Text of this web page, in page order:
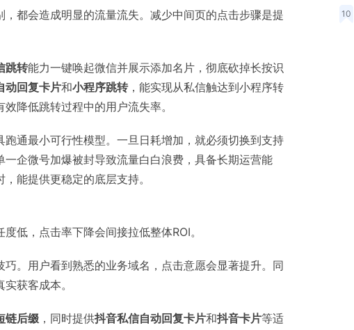
都会造成明显的流量流失。减少中间页的点击步骤是提
跳转能力一键唤起微信并展示添加名片，彻底砍掉长按识
动回复卡片和小程序跳转，能实现从私信触达到小程序转
降低跳转过程中的用户流失率。
通最小可行性模型。一旦日耗增加，就必须切换到支持
企微号加爆被封导致流量白白浪费，具备长期运营能
能提供更稳定的底层支持。
低，点击率下降会间接拉低整体ROI。
巧。用户看到熟悉的业务域名，点击意愿会显著提升。同
获客成本。
链后缀 ，同时提供抖音私信自动回复卡片和抖音卡片等适
10